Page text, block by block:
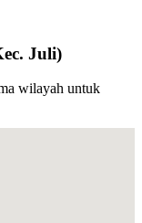
Juli)
wilayah untuk